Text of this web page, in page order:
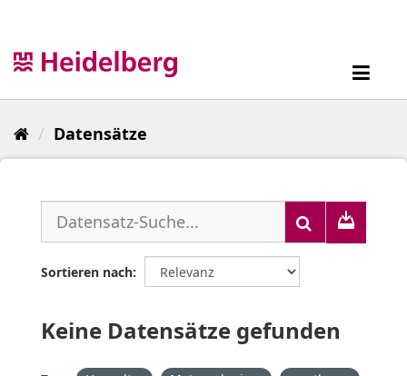
Datensätze
Sortieren nach
Keine Datensätze gefunden